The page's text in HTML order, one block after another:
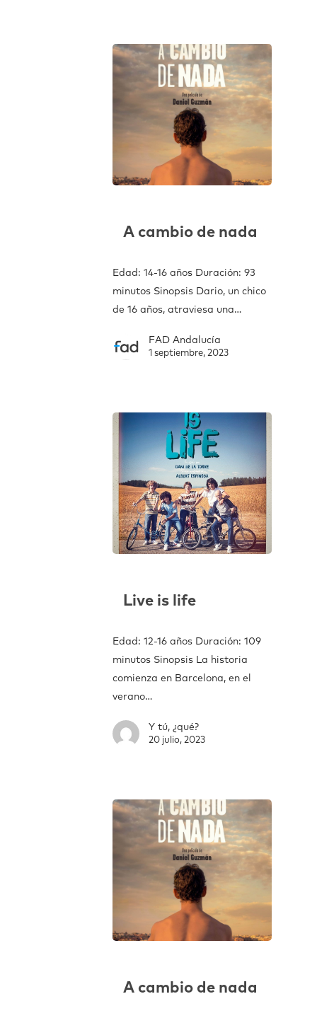
A cambio de nada
Edad: 14-16 años Duración: 93
minutos Sinopsis Dario, un chico
de 16 años, atraviesa una…
FAD Andalucía
1 septiembre, 2023
Live is life
Edad: 12-16 años Duración: 109
minutos Sinopsis La historia
comienza en Barcelona, en el
verano…
Y tú, ¿qué?
20 julio, 2023
A cambio de nada